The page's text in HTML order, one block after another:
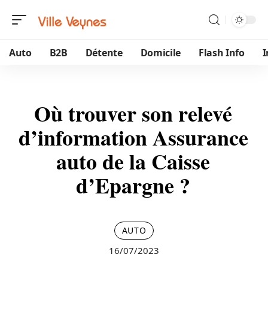
Auto B2B Détente Domicile Flash Info
Où trouver son relevé
d’information Assurance
auto de la Caisse
d’Epargne ?
AUTO
16/07/2023